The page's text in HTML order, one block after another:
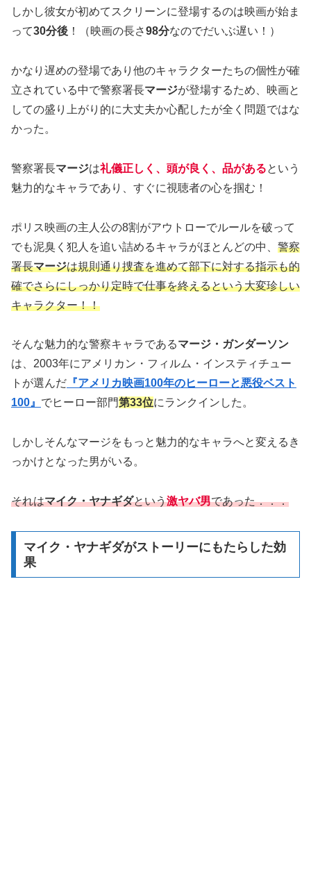
しかし彼女が初めてスクリーンに登場するのは映画が始ま
って30分後 ！（映画の長さ98分なのでだいぶ遅い！）
かなり遅めの登場であり他のキャラクターたちの個性が確
立されている中で警察署長マージが登場するため、映画と
しての盛り上がり的に大丈夫か心配したが全く問題ではな
かった。
警察署長マージは礼儀正しく、頭が良く、品があるという
魅力的なキャラであり、すぐに視聴者の心を掴む！
ポリス映画の主人公の8割がアウトローでルールを破って
でも泥臭く犯人を追い詰めるキャラがほとんどの中、 警察
署長マージは規則通り捜査を進めて部下に対する指示も的
確でさらにしっかり定時で仕事を終えるという大変珍しい
キャラクター！！
そんな魅力的な警察キャラであるマージ・ガンダーソン
は、2003年にアメリカン・フィルム・インスティチュー
トが選んだ 『アメリカ映画100年のヒーローと悪役ベスト
100』 でヒーロー部門第33位にランクインした。
しかしそんなマージをもっと魅力的なキャラへと変えるき
っかけとなった男がいる。
それはマイク・ヤナギダという激ヤバ男であった．．．
マイク・ヤナギダがストーリーにもたらした効
果